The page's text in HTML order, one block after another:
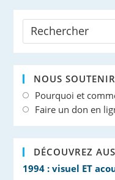
NOUS SOUTENIR
Pourquoi et
Faire un don en
DÉCOUVREZ
1994 : visuel ET